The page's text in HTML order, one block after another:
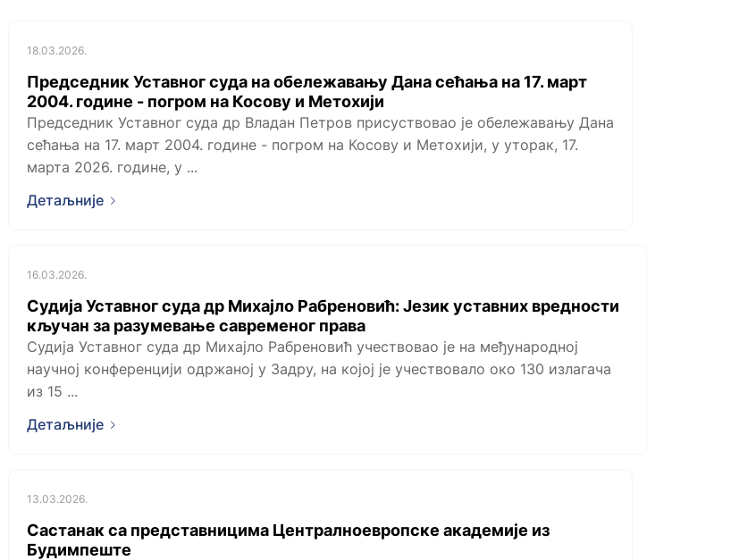
18.03.2026.
Председник Уставног суда на обележавању Дана сећања на 17. март
2004. године - погром на Косову и Метохији
Председник Уставног суда др Владан Петров присуствовао је обележавању Дана
сећања на 17. март 2004. године - погром на Косову и Метохији, у уторак, 17.
марта 2026. године, у ...
Детаљније
16.03.2026.
Судија Уставног суда др Михајло Рабреновић: Језик уставних вредности
кључан за разумевање савременог права
Судија Уставног суда др Михајло Рабреновић учествовао је на међународној
научној конференцији одржаној у Задру, на којој је учествовало око 130 излагача
из 15 ...
Детаљније
13.03.2026.
Састанак са представницима Централноевропске академије из
Будимпеште